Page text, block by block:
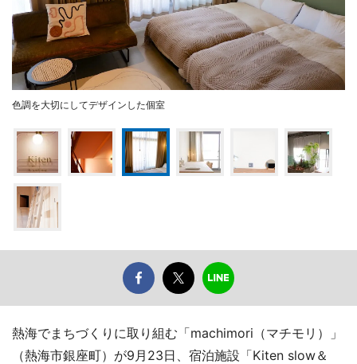
色調を大切にしてデザインした個室
熱海でまちづくりに取り組む「machimori（マチモリ）」
（熱海市銀座町）が9月23日、宿泊施設「Kiten slow＆